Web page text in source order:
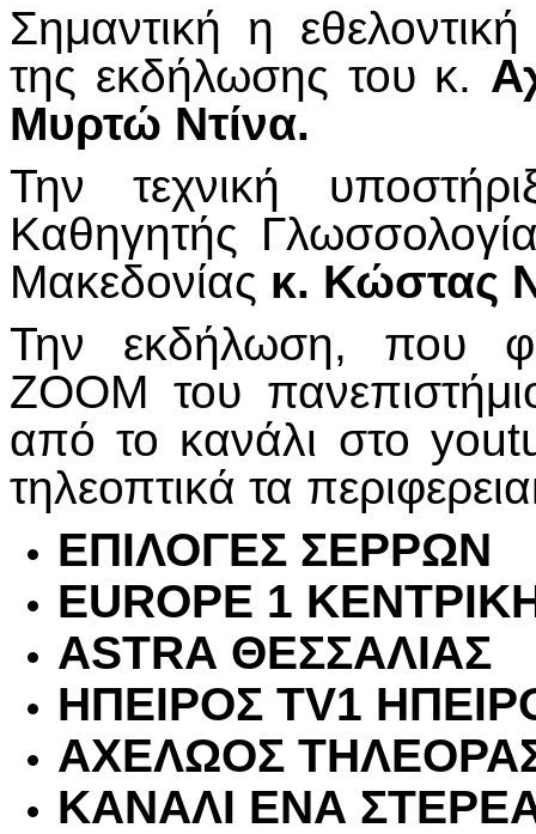
Σημαντική η
της εκδήλωσης του κ.
Μυρτώ Ντίνα.
Την τεχνική
Καθηγητής
Μακεδονίας κ. Κώστας
Την εκδήλωση, που
ΖΟΟΜ του
από το κανάλι στο
τηλεοπτικά τα
ΕΠΙΛΟΓΕΣ ΣΕΡΡΩΝ
EUROPE 1
ASTRA ΘΕΣΣΑΛΙΑΣ
ΗΠΕΙΡΟΣ TV1
ΑΧΕΛΩΟΣ
ΚΑΝΑΛΙ ΕΝΑ